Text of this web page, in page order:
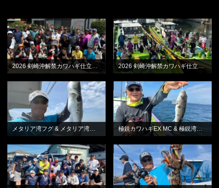
BLOG BLOG
2026 剣崎沖解禁カワハギ仕立て・A船
メタリア湾フグ & メタリア湾フグ-S
BLOG
極鋭カワハギEX MC & 極鋭湾フグ EX
BLOG BLOG